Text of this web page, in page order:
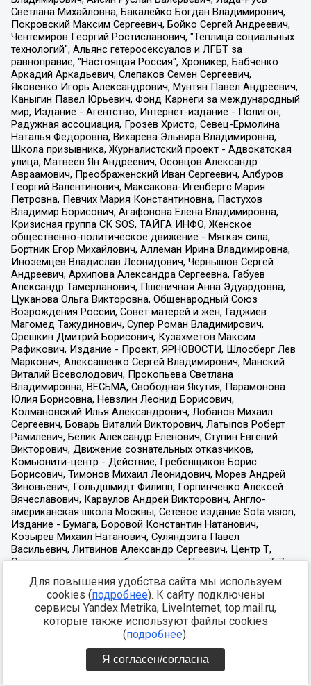
Для повышения удобства сайта мы используем
cookies (подробнее). К сайту подключены
сервисы Yandex.Metrika, LiveInternet, top.mail.ru,
которые также используют файлы cookies
(подробнее).
Я согласен/согласна